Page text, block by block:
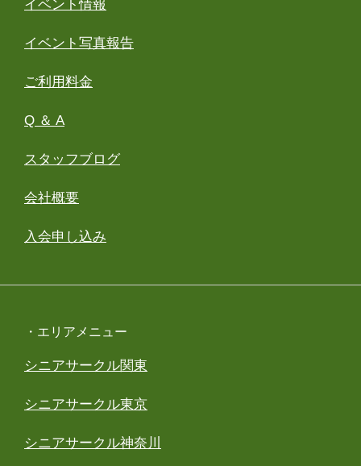
イベント情報
イベント写真報告
ご利用料金
Q ＆ A
スタッフブログ
会社概要
入会申し込み
・エリアメニュー
シニアサークル関東
シニアサークル東京
シニアサークル神奈川